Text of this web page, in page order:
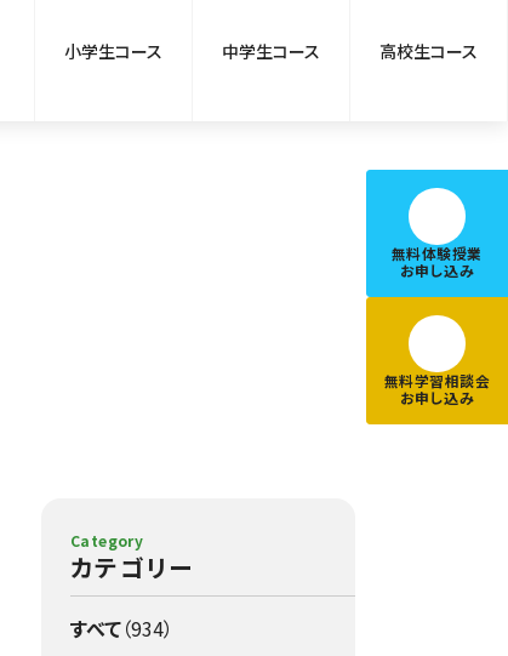
小学生コース 中学生コース 高校生コース
無料体験授業
お申し込み
無料学習相談会
お申し込み
Category
カテゴリー
すべて（934）